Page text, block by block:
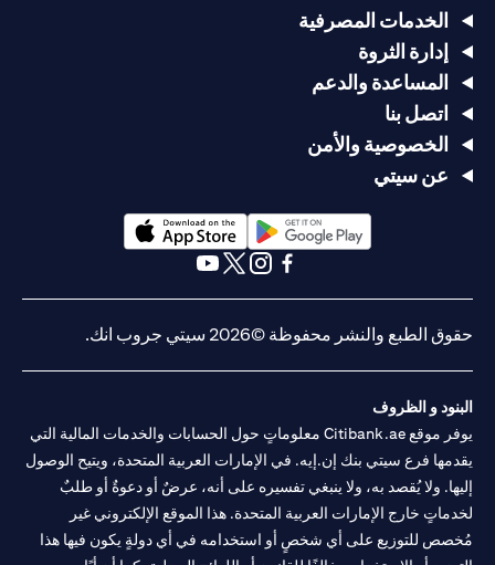
الخدمات المصرفية
إدارة الثروة
المساعدة والدعم
اتصل بنا
الخصوصية والأمن
عن سيتي
(opens in a new tab)
حقوق الطبع والنشر محفوظة ©2026 سيتي جروب انك.
البنود و الظروف
يوفر موقع Citibank.ae معلوماتٍ حول الحسابات والخدمات المالية التي
يقدمها فرع سيتي بنك إن.إيه. في الإمارات العربية المتحدة، ويتيح الوصول
إليها. ولا يُقصد به، ولا ينبغي تفسيره على أنه، عرضٌ أو دعوةٌ أو طلبٌ
لخدماتٍ خارج الإمارات العربية المتحدة. هذا الموقع الإلكتروني غير
مُخصص للتوزيع على أي شخصٍ أو استخدامه في أي دولةٍ يكون فيها هذا